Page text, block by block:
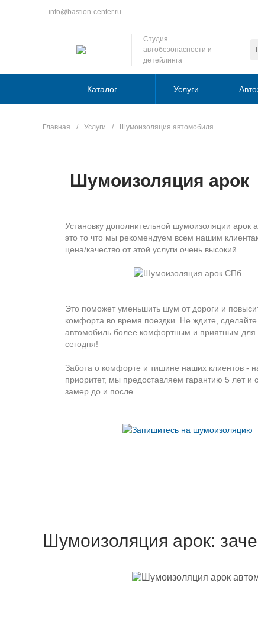
info@bastion-center.ru
Студия
автобезопасности и
детейлинга
Каталог Услуги
Главная / Услуги / Шумоизоляция автомобиля
Шумоизоляция арок
Установку дополнительной шумоизоляции арок
это то что мы рекомендуем всем нашим
цена/качество от этой услуги очень высокий.
Это поможет уменьшить шум от дороги и
комфорта во время поездки. Не ждите, сделайте
автомобиль более комфортным и приятным для
сегодня!
Забота о комфорте и тишине наших клиентов -
приоритет, мы предоставляем гарантию 5 лет и
замер до и после.
Шумоизоляция арок: